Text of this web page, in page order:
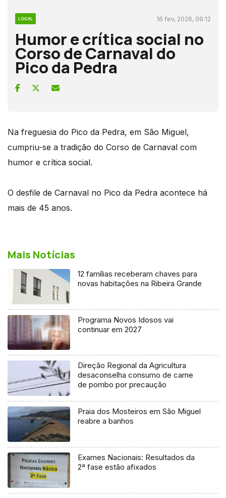
LOCAL 16 fev, 2026, 09:12
Humor e crítica social no
Corso de Carnaval do
Pico da Pedra
Na freguesia do Pico da Pedra, em São Miguel,
cumpriu-se a tradição do Corso de Carnaval com
humor e crítica social.
O desfile de Carnaval no Pico da Pedra acontece há
mais de 45 anos.
Mais Notícias
12 famílias receberam chaves para
novas habitações na Ribeira Grande
Programa Novos Idosos vai
continuar em 2027
Direção Regional da Agricultura
desaconselha consumo de carne
de pombo por precaução
Praia dos Mosteiros em São Miguel
reabre a banhos
Exames Nacionais: Resultados da
2ª fase estão afixados